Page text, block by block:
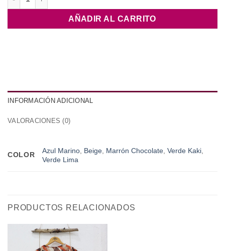
AÑADIR AL CARRITO
INFORMACIÓN ADICIONAL
VALORACIONES (0)
COLOR Azul Marino, Beige, Marrón Chocolate,Verde Kaki,
Verde Lima
PRODUCTOS RELACIONADOS